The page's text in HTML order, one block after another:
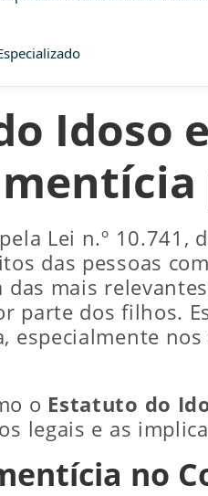
Idoso
Lei n.º 10.741,
das pessoas
mais
parte dos filhos.
especialmente
o Estatuto do
legais e as
no